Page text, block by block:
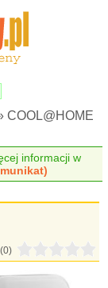
COOL@HOME
informacji w
(0)